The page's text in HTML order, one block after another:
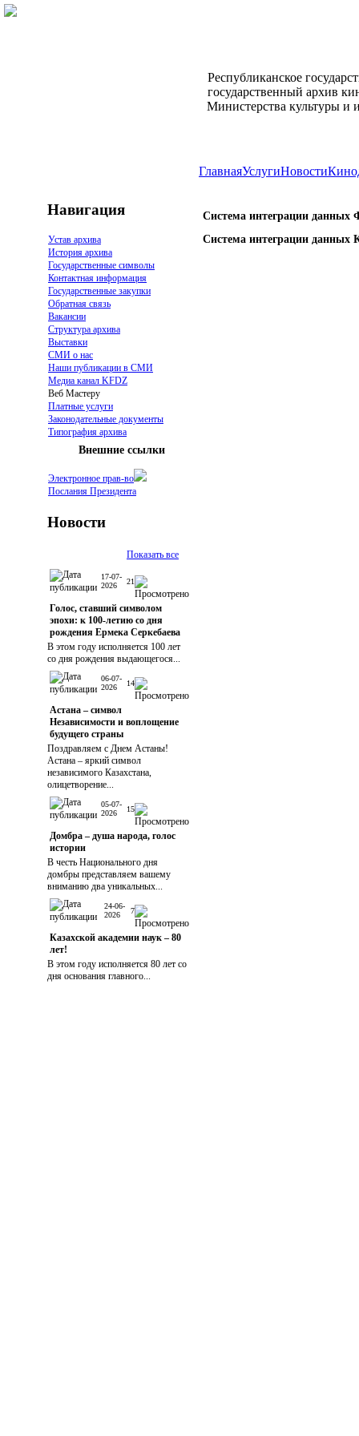
Республиканское
государственный архив
Министерства культуры и
ГлавнаяУслугиНовости
Навигация
Устав архива
История архива
Государственные символы
Контактная информация
Государственные закупки
Обратная связь
Вакансии
Структура архива
Выставки
СМИ о нас
Наши публикации в СМИ
Медиа канал KFDZ
Веб Мастеру
Платные услуги
Законодательные документы
Типография архива
Внешние ссылки
Электронное прав-во
Послания Президента
Новости
Показать все
17-07-
2026
21
Голос, ставший символом
эпохи: к 100-летию со дня
рождения Ермека Серкебаева
В этом году исполняется 100 лет
со дня рождения выдающегося...
06-07-
2026
14
Астана – символ
Независимости и воплощение
будущего страны
Поздравляем с Днем Астаны!
Астана – яркий символ
независимого Казахстана,
олицетворение...
05-07-
2026
15
Домбра – душа народа, голос
истории
В честь Национального дня
домбры представляем вашему
вниманию два уникальных...
24-06-
2026
7
Казахской академии наук – 80
лет!
В этом году исполняется 80 лет со
дня основания главного...
Система интеграции данных
Система интеграции данных